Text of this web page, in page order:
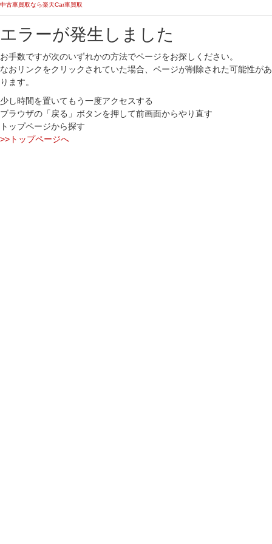
中古車買取なら楽天Car車買取
エラーが発生しました
お手数ですが次のいずれかの方法でページをお探しください。
なおリンクをクリックされていた場合、ページが削除された可能性があ
ります。
少し時間を置いてもう一度アクセスする
ブラウザの「戻る」ボタンを押して前画面からやり直す
トップページから探す
>>トップページへ